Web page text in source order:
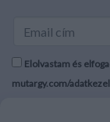
Elolvastam és
mutargy.com/